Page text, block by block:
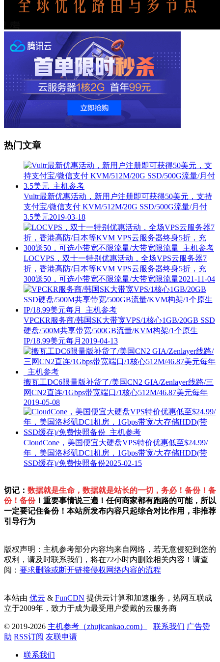
热门文章
Vultr最新优惠活动，新用户注册即可获得50美元，支持
支付宝/微信支付 KVM/512M/20G SSD/500G流量/月付
3.5美元2019-03-18
LOCVPS，双十一特别优惠活动，全场VPS云服务器7
折，香港高防/日本等KVM VPS云服务器终身5折，充
300送50，可选小带宽不限流量/大带宽限流量2021-11-04
VPCKR服务商/韩国SK大带宽VPS/1核心1GB/20GB SSD
硬盘/500M共享带宽/500GB流量/KVM构架/1个原生
IP/18.99美元每月 2019-04-13
搬瓦工DC6限量版补货了/美国CN2 GIA/Zenlayer线路/三
网CN2直连/1Gbps带宽端口/1核心512M/46.87美元每年
2019-05-08
CloudCone，美国便宜大硬盘VPS特价优惠低至$24.99/
年，美国洛杉矶DC1机房，1Gbps带宽/大存储HDD(带
SSD缓存)/免费快照备份2025-02-15
切记： 数据就是生命，数据就是站长的一切，务必！备份！备
份！备份！重要事情说三遍！任何商家都有跑路的可能，所以
一定要记住备份！本站所发布内容只起综合对比作用，非推荐
引导行为
版权声明：主机参考部分内容均来自网络，若无意侵犯到您的
权利，请及时联系我们，将在72小时内删除相关内容！请查
阅： 要求删除或断开链接侵权网络内容的流程
本站由 优云 & FunCDN 提供云计算和加速服务，热网互联成
立于2009年，致力于成为最受用户爱戴的云服务商
© 2019-2026 主机参考（zhujicankao.com） 联系我们 广告赞
助 RSS订阅 友联申请
联系我们